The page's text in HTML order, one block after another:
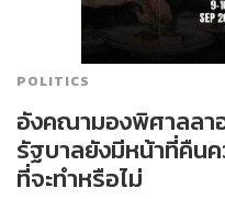
POLITICS
อังคณามองพิศาลลา
รัฐบาลยังมีหน้าที่คืน
ที่จะทำหรือไม่